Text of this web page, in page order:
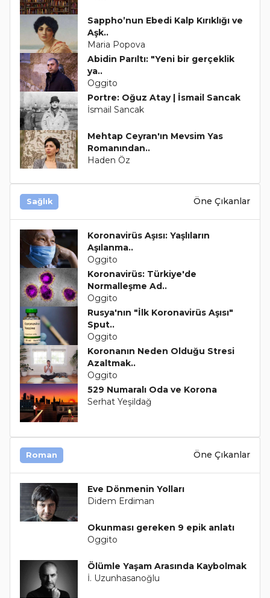
Sappho’nun Ebedi Kalp Kırıklığı ve
Aşk..
Maria Popova
Abidin Parıltı: "Yeni bir gerçeklik
ya..
Oggito
Portre: Oğuz Atay | İsmail Sancak
İsmail Sancak
Mehtap Ceyran'ın Mevsim Yas
Romanından..
Haden Öz
Sağlık Öne Çıkanlar
Koronavirüs Aşısı: Yaşlıların
Aşılanma..
Oggito
Koronavirüs: Türkiye'de
Normalleşme Ad..
Oggito
Rusya'nın "İlk Koronavirüs Aşısı"
Sput..
Oggito
Koronanın Neden Olduğu Stresi
Azaltmak..
Oggito
529 Numaralı Oda ve Korona
Serhat Yeşildağ
Roman Öne Çıkanlar
Eve Dönmenin Yolları
Didem Erdiman
Okunması gereken 9 epik anlatı
Oggito
Ölümle Yaşam Arasında Kaybolmak
İ. Uzunhasanoğlu